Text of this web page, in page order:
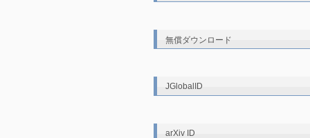
無償ダウンロード
JGlobalID
arXiv ID